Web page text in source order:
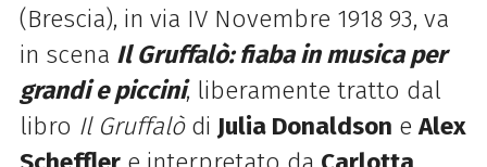
(Brescia), in via IV Novembre 1918 93, va
in scena Il Gruffalò: fiaba in musica per
grandi e piccini, liberamente tratto dal
libro Il Gruffalòdi Julia Donaldson eAlex